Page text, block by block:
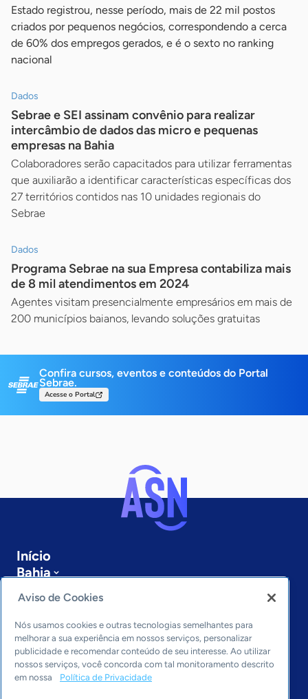
Estado registrou, nesse período, mais de 22 mil postos
criados por pequenos negócios, correspondendo a cerca
de 60% dos empregos gerados, e é o sexto no ranking
nacional
Dados
Sebrae e SEI assinam convênio para realizar
intercâmbio de dados das micro e pequenas
empresas na Bahia
Colaboradores serão capacitados para utilizar ferramentas
que auxiliarão a identificar características específicas dos
27 territórios contidos nas 10 unidades regionais do
Sebrae
Dados
Programa Sebrae na sua Empresa contabiliza mais
de 8 mil atendimentos em 2024
Agentes visitam presencialmente empresários em mais de
200 municípios baianos, levando soluções gratuitas
Confira cursos, eventos e conteúdos do Portal
Sebrae.
Acesse o Portal
Início
Bahia
Sobre a ASN
Últimas notícias
Entre em contato
Editorias
Economia & Política
Inovação & Tecnologia
Aviso de Cookies
Nós usamos cookies e outras tecnologias semelhantes para
melhorar a sua experiência em nossos serviços, personalizar
publicidade e recomendar conteúdo de seu interesse. Ao utilizar
nossos serviços, você concorda com tal monitoramento descrito
em nossa
Política de Privacidade